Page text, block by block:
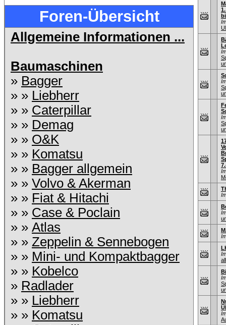
Foren-Übersicht
Allgemeine Informationen ...
Baumaschinen
» Bagger
» » Liebherr
» » Caterpillar
» » Demag
» » O&K
» » Komatsu
» » Bagger allgemein
» » Volvo & Akerman
» » Fiat & Hitachi
» » Case & Poclain
» » Atlas
» » Zeppelin & Sennebogen
» » Mini- und Kompaktbagger
» » Kobelco
» Radlader
» » Liebherr
» » Komatsu